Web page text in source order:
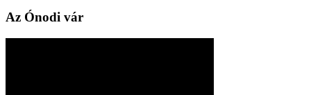
Az Ónodi vár